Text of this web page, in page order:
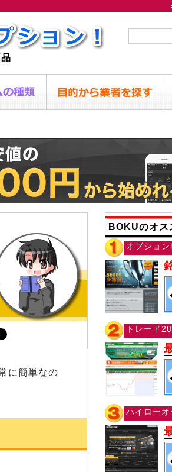
に簡単なの
BOKUのオス
オプション
トレード
ハイロー